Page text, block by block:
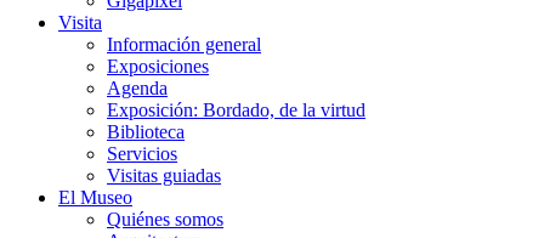
Visita
Información general
Exposiciones
Agenda
Exposición: Bordado, de la virtud
Biblioteca
Servicios
Visitas guiadas
El Museo
Quiénes somos